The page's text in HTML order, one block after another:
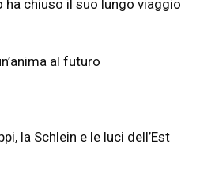
ha chiuso il suo lungo viaggio
al futuro
la Schlein e le luci dell’Est